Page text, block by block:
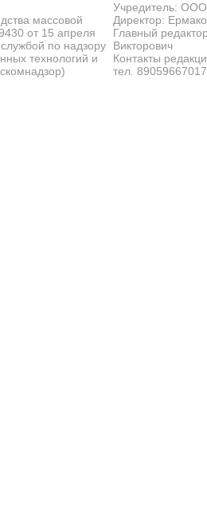
массовой
от 15 апреля
по надзору
технологий и
Учредитель:
Директор:
Главный
Викторович
Контакты
тел. 89059667017